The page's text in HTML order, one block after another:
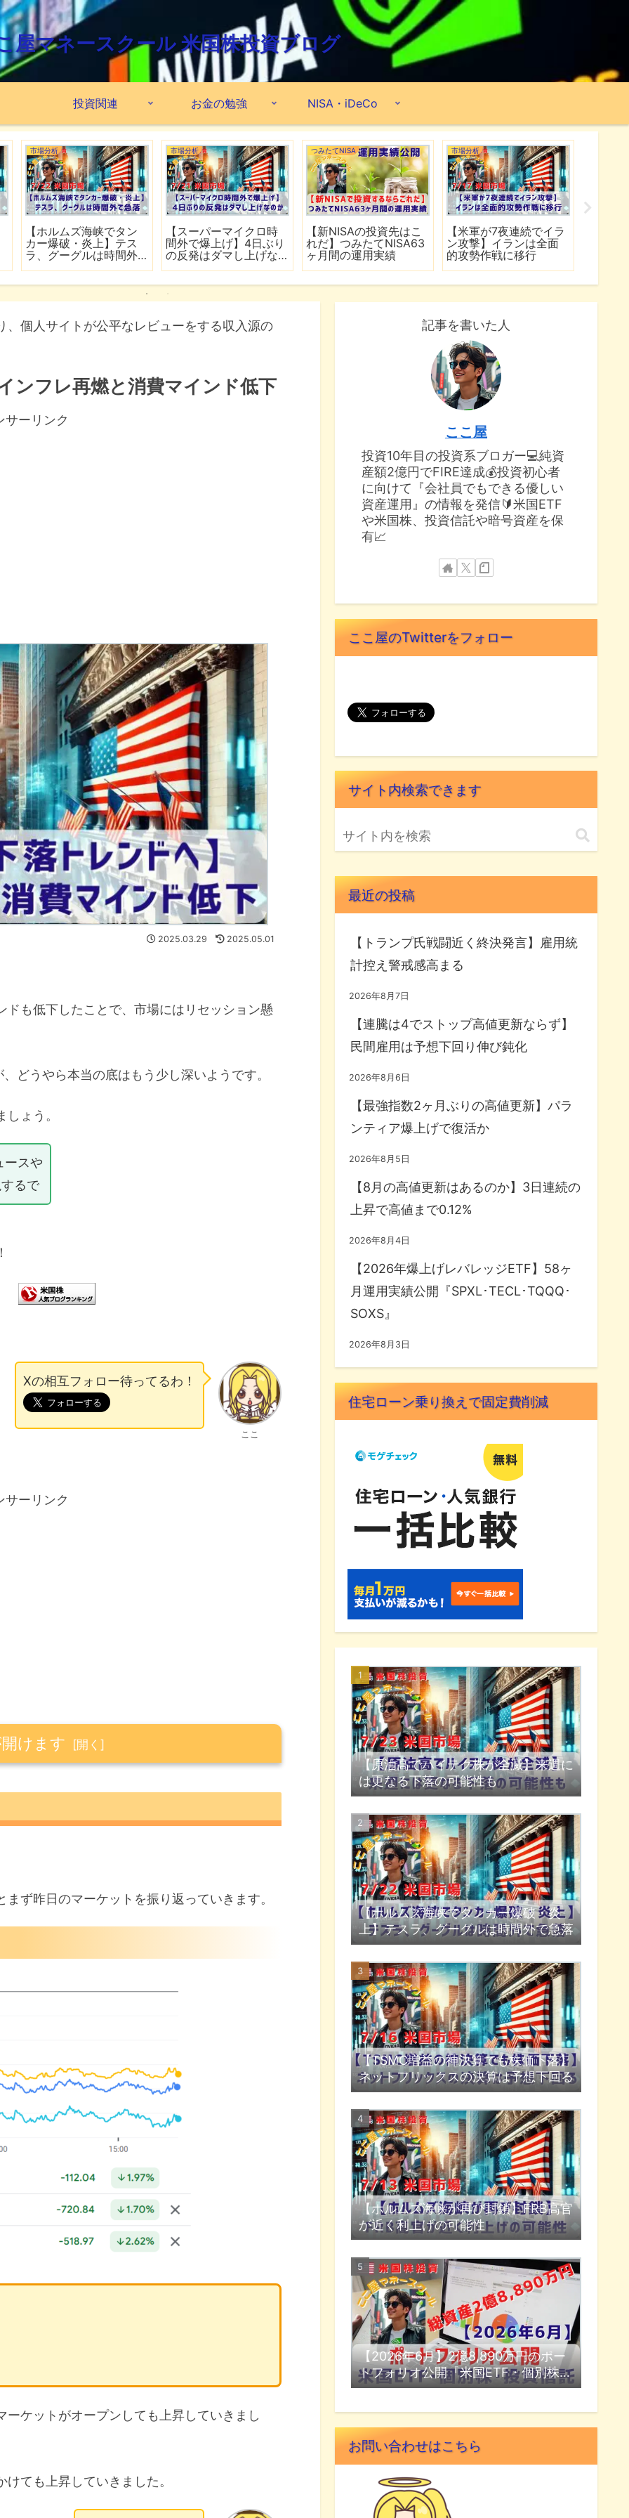
屋マネースクール 米国株投資ブログ
投資関連 お金の勉強 NISA・iDeCo
市場分析
【FRB高官がインフレ鈍
化を歓迎】銀行大手5行
の好決算でシーズン開
市場分析
【ホルムズ海峡が再び
封鎖】FRB高官が近く利
上げの可能性
米国ETF
最強米国ETFを探せ！
『VOO・VIG・VONG』
【66ヶ月間の運用実績
ポートフォリオ
【2026年6月】2億
8,890万円のポートフォ
リオ公開『米国ETF・個
個人サイトが公平なレビューをする収入源の
ンフレ再燃と消費マインド低下
サーリンク
2025.03.29 2025.05.01
も低下したことで、市場にはリセッション懸
どうやら本当の底はもう少し深いようです。
ょう。
ースや
るで
ここ
Xの相互フォロー待ってるわ！
サーリンク
けます
レータ
ず昨日のマーケットを振り返っていきます。
ケットがオープンしても上昇していきまし
ても上昇していきました。
記事を書いた人
ここ屋
投資10年目の投資系ブロガー💻純資
産額2億円でFIRE達成💰投資初心者
に向けて『会社員でもできる優しい
資産運用』の情報を発信🔰米国ETF
や米国株、投資信託や暗号資産を保
有📈
ここ屋のTwitterをフォロー
サイト内検索できます
最近の投稿
【トランプ氏戦闘近く終決発言】雇用統
計控え警戒感高まる
2026年8月7日
【連騰は4でストップ高値更新ならず】
民間雇用は予想下回り伸び鈍化
2026年8月6日
【最強指数2ヶ月ぶりの高値更新】パラ
ンティア爆上げで復活か
2026年8月5日
【8月の高値更新はあるのか】3日連続の
上昇で高値まで0.12%
2026年8月4日
【2026年爆上げレバレッジETF】58ヶ
月運用実績公開『SPXL･TECL･TQQQ･
SOXS』
2026年8月3日
住宅ローン乗り換えで固定費削減
【原油高でハイテク株が全滅】来週に
は更なる下落の可能性も
【ホルムズ海峡でタンカー爆破・炎
上】テスラ、グーグルは時間外で急落
【TSMC増益の神決算でも株価下落】
ネットフリックスの決算は予想下回る
【ホルムズ海峡が再び封鎖】FRB高官
が近く利上げの可能性
【2026年6月】2億8,890万円のポー
トフォリオ公開『米国ETF・個別株・
投資信託』
お問い合わせはこちら